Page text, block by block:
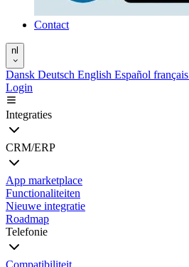
Contact
nl
Dansk Deutsch English Español français
Login
Integraties
CRM/ERP
App marketplace
Functionaliteiten
Nieuwe integratie
Roadmap
Telefonie
Compatibiliteit